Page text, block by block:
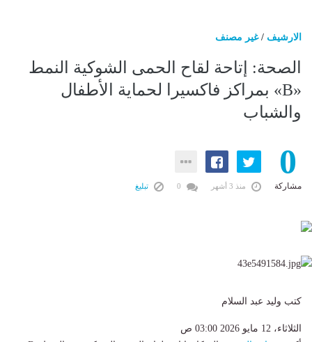
الارشيف /غير مصنف
الصحة: إتاحة لقاح الحمى الشوكية النمط
«B» بمراكز فاكسيرا لحماية الأطفال
والشباب
0
مشاركة منذ 3 أشهر تبليغ
كتب وليد عبد السلام
الثلاثاء، 12 مايو 2026 03:00 ص